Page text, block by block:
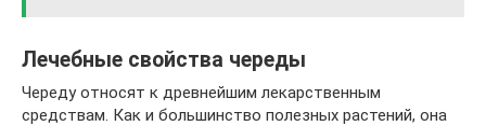
Лечебные свойства череды
Череду относят к древнейшим лекарственным
средствам. Как и большинство полезных растений, она